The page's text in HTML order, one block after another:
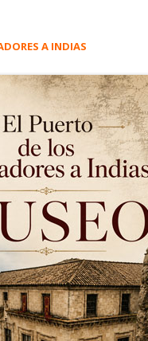
A INDIAS